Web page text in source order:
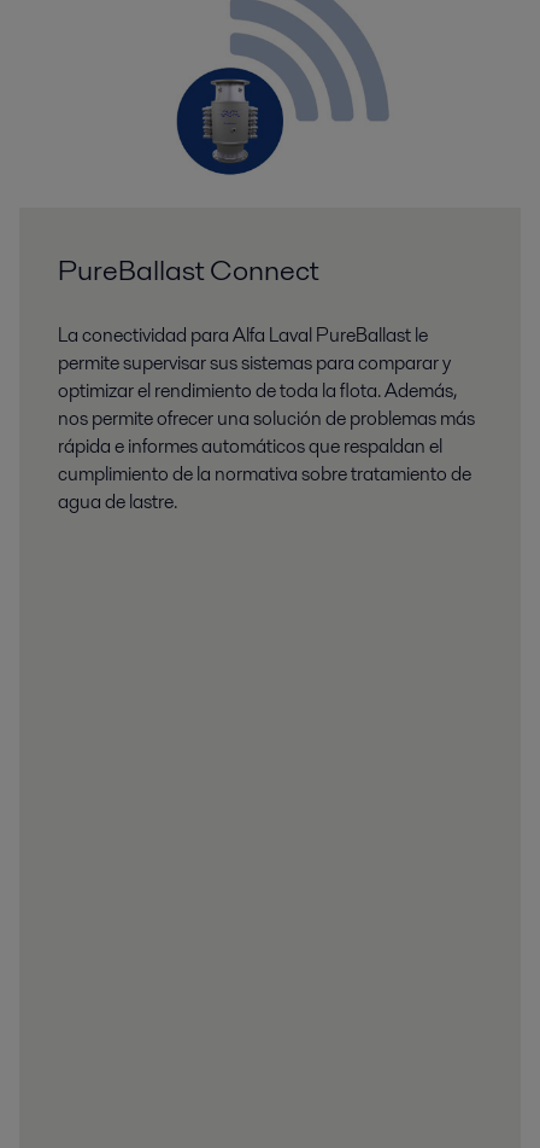
PureBallast Connect
La conectividad para Alfa Laval PureBallast le
permite supervisar sus sistemas para comparar y
optimizar el rendimiento de toda la flota. Además,
nos permite ofrecer una solución de problemas más
rápida e informes automáticos que respaldan el
cumplimiento de la normativa sobre tratamiento de
agua de lastre.